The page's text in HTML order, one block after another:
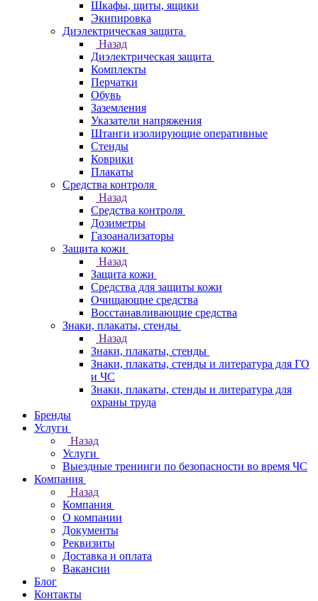
Шкафы, щиты, ящики
Экипировка
Диэлектрическая защита
Назад
Диэлектрическая защита
Комплекты
Перчатки
Обувь
Заземления
Указатели напряжения
Штанги изолирующие оперативные
Стенды
Коврики
Плакаты
Средства контроля
Назад
Средства контроля
Дозиметры
Газоанализаторы
Защита кожи
Назад
Защита кожи
Средства для защиты кожи
Очищающие средства
Восстанавливающие средства
Знаки, плакаты, стенды
Назад
Знаки, плакаты, стенды
Знаки, плакаты, стенды и литература для ГО
и ЧС
Знаки, плакаты, стенды и литература для
охраны труда
Бренды
Услуги
Назад
Услуги
Выездные тренинги по безопасности во время ЧС
Компания
Назад
Компания
О компании
Документы
Реквизиты
Доставка и оплата
Вакансии
Блог
Контакты